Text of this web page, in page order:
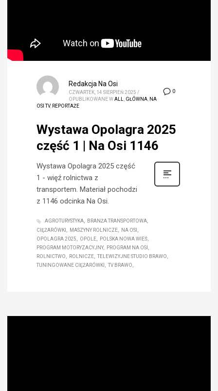
0
Redakcja Na Osi
CZWARTEK, 14 SIERPIEŃ 2025 /
OPUBLIKOWANE WALL, GŁÓWNA, NA
OSI TV, REPORTAŻE
Wystawa Opolagra 2025
część 1 | Na Osi 1146
Wystawa Opolagra 2025 część
1 - więź rolnictwa z
transportem. Materiał pochodzi
z 1146 odcinka Na Osi.
AGROTURYSTYKA
BRANŻA TRANSPORTOWA
CIĘŻARÓWKI
MASZYNY ROLNICZE
NA OSI
OPOLAGRA 2025
OPOLE
POLSKA NOWA WIEŚ
PROGRAM MOTORYZACYJNY
PROGRAM NA OSI
ROLNICTWO
ROLNICZE
TELEWIZYJNE STUDIO BRAWO
TUNINGOWANE CIĘŻARÓWKI
TV BRAWO